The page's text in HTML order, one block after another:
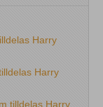
Harry
Harry
tilldelas Harry